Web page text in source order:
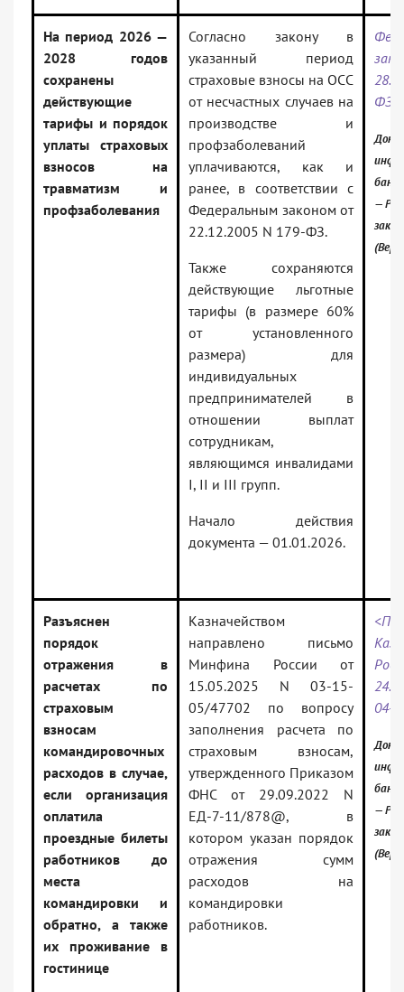
На период 2026 —
2028 годов
сохранены
действующие
тарифы и порядок
уплаты страховых
взносов на
травматизм и
профзаболевания
Согласно закону в
указанный период
страховые взносы на ОСС
от несчастных случаев на
производстве и
профзаболеваний
уплачиваются, как и
ранее, в соответствии с
Федеральным законом от
22.12.2005 N 179-ФЗ.
Также сохраняются
действующие льготные
тарифы (в размере 60%
от установленного
размера) для
индивидуальных
предпринимателей в
отношении выплат
сотрудникам,
являющимся инвалидами
I, II и III групп.
Начало действия
документа — 01.01.2026.
ФЗ
банк:
—
Разъяснен
порядок
отражения в
расчетах по
страховым
взносам
командировочных
расходов в случае,
если организация
оплатила
проездные билеты
работников до
места
командировки и
обратно, а также
их проживание в
гостинице
Казначейством
направлено письмо
Минфина России от
15.05.2025 N 03-15-
05/47702 по вопросу
заполнения расчета по
страховым взносам,
утвержденного Приказом
ФНС от 29.09.2022 N
ЕД-7-11/878@, в
котором указан порядок
отражения сумм
расходов на
командировки
работников.
04-
банк:
—